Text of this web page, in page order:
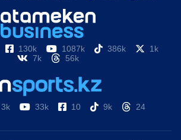
130k 1087k 386k
1k
7k
56k
3k 33k 10 9k 24